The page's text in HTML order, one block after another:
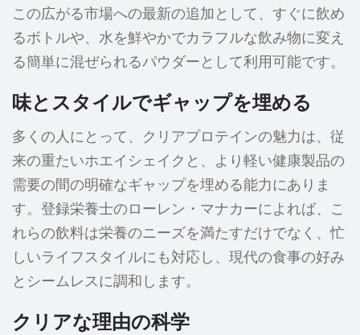
この広がる市場への最新の追加として、すぐに飲め
るボトルや、水を鮮やかでカラフルな飲み物に変え
る簡単に混ぜられるパウダーとして利用可能です。
味とスタイルでギャップを埋める
多くの人にとって、クリアプロテインの魅力は、従
来の重たいホエイシェイクと、より軽い健康製品の
需要の間の明確なギャップを埋める能力にありま
す。登録栄養士のローレン・マナカーによれば、こ
れらの飲料は栄養のニーズを満たすだけでなく、忙
しいライフスタイルにも対応し、現代の食事の好み
とシームレスに調和します。
クリアな理由の科学